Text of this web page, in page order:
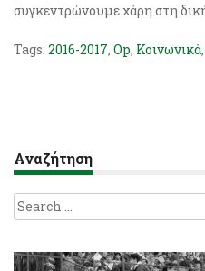
συγκεντρώνουμε χάρη στη
Tags: 2016-2017, Op, Κοινωνικά,
Αναζήτηση
Search
for: